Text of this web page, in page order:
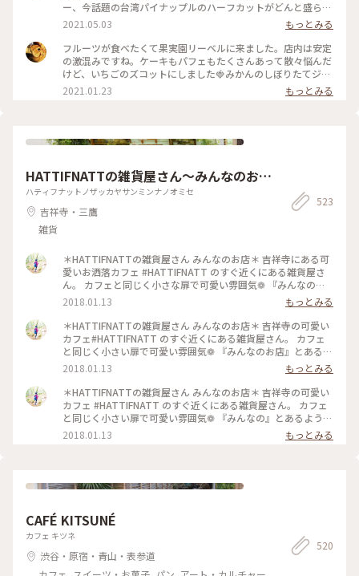
ー、今話題の台湾パイナップルのハーフカットがどんと盛られ
たプレートが出てきて私も友達もびっくり。あまおうはもちろ
んのこと、マンゴーとパイナップルも甘々に完熟していて美味
しかった〜！ あまおうプレート、パスタ、アイス、あまおう
とマンゴーのフルーツサンドは食べ放題です。フルーツサンド
の虜になってしまい、後半はひたすらフルーツサンドばかり食
べてました笑。お値段はそこそこしますが内容を考えるとかな
り満足度は高いです！ #果実園#果実園リーベル#あまおう#マ
2021.05.03
もっとみる
フルーツが食べたくて果実園リーベルに来ました。店内は安定
の激混みですね。ケーキもパフェもたくさんあって散々悩んだ
けど、いちごのズコットにしました🍓みかんのしぼりたてジュ
ースもおいしかった🍊 #果実園リーベル #いちご #ケーキ #新
宿
2021.01.23 もっとみる
HATTIFNATTの雑貨屋さん〜みんなのお
店〜
ハティフナットノザッカヤサンミンナノオミセ
吉祥寺・三鷹
雑貨
523
＊HATTIFNATTの雑貨屋さん みんなのお店＊ 吉祥寺にある可
愛いお洒落カフェ #HATTIFNATT のすぐ近くにある雑貨屋さ
ん。 カフェと同じく小さな扉で可愛い雰囲気❁ 『みんなのお
店』とあるように いろんな作家さんたちによるお店⑅︎◡̈︎* 思いの
詰まったオリジナル雑貨は 可愛い小物から大人アクセサリー
まで… すごいな〜可愛いな〜とワクワク。 店内は狭いので荷
物が多いと大変ですが ほっこり癒される空間でした♪ #吉祥寺
#雑貨#可愛い#癒し#ほっこり #カラフル#プレゼント#ことり
2018.01.13
もっとみる
＊HATTIFNATTの雑貨屋さん みんなのお店＊ 吉祥寺の可愛い
カフェ#HATTIFNATT のすぐ近くにある雑貨屋さん。 カフェ
と同じく小さい扉で可愛い雰囲気❁ 『みんなのお店』とあるよ
うに 沢山の作家さんたちのお店です⑅︎◡̈︎* それぞれの思いが詰ま
った雑貨たち。 可愛らしい小物から 大人っぽいアクセサリー
まで様々。 店内は狭いので荷物が多いと大変ですが ほっこり
癒される空間でした♪ #吉祥寺#雑貨#可愛い#癒し#ほっこり #
カラフル#プレゼント#ことりっぷ東京
2018.01.13
もっとみる
＊HATTIFNATTの雑貨屋さん みんなのお店＊ 吉祥寺の可愛い
カフェ #HATTIFNATT のすぐ近くにある雑貨屋さん。 カフェ
と同じく小さい扉で可愛い雰囲気❁ 『みんなの』とあるように
沢山の作家さんたちのお店です⑅︎◡̈︎* それぞれの思いが詰まった
雑貨たち。 可愛らしい小物から 大人っぽいアクセサリーまで
フル#プレゼント#ことりっぷ東京
2018.01.13 もっとみる
CAFÉ KITSUNÉ
カフェ キツネ
渋谷・原宿・青山・表参道
520